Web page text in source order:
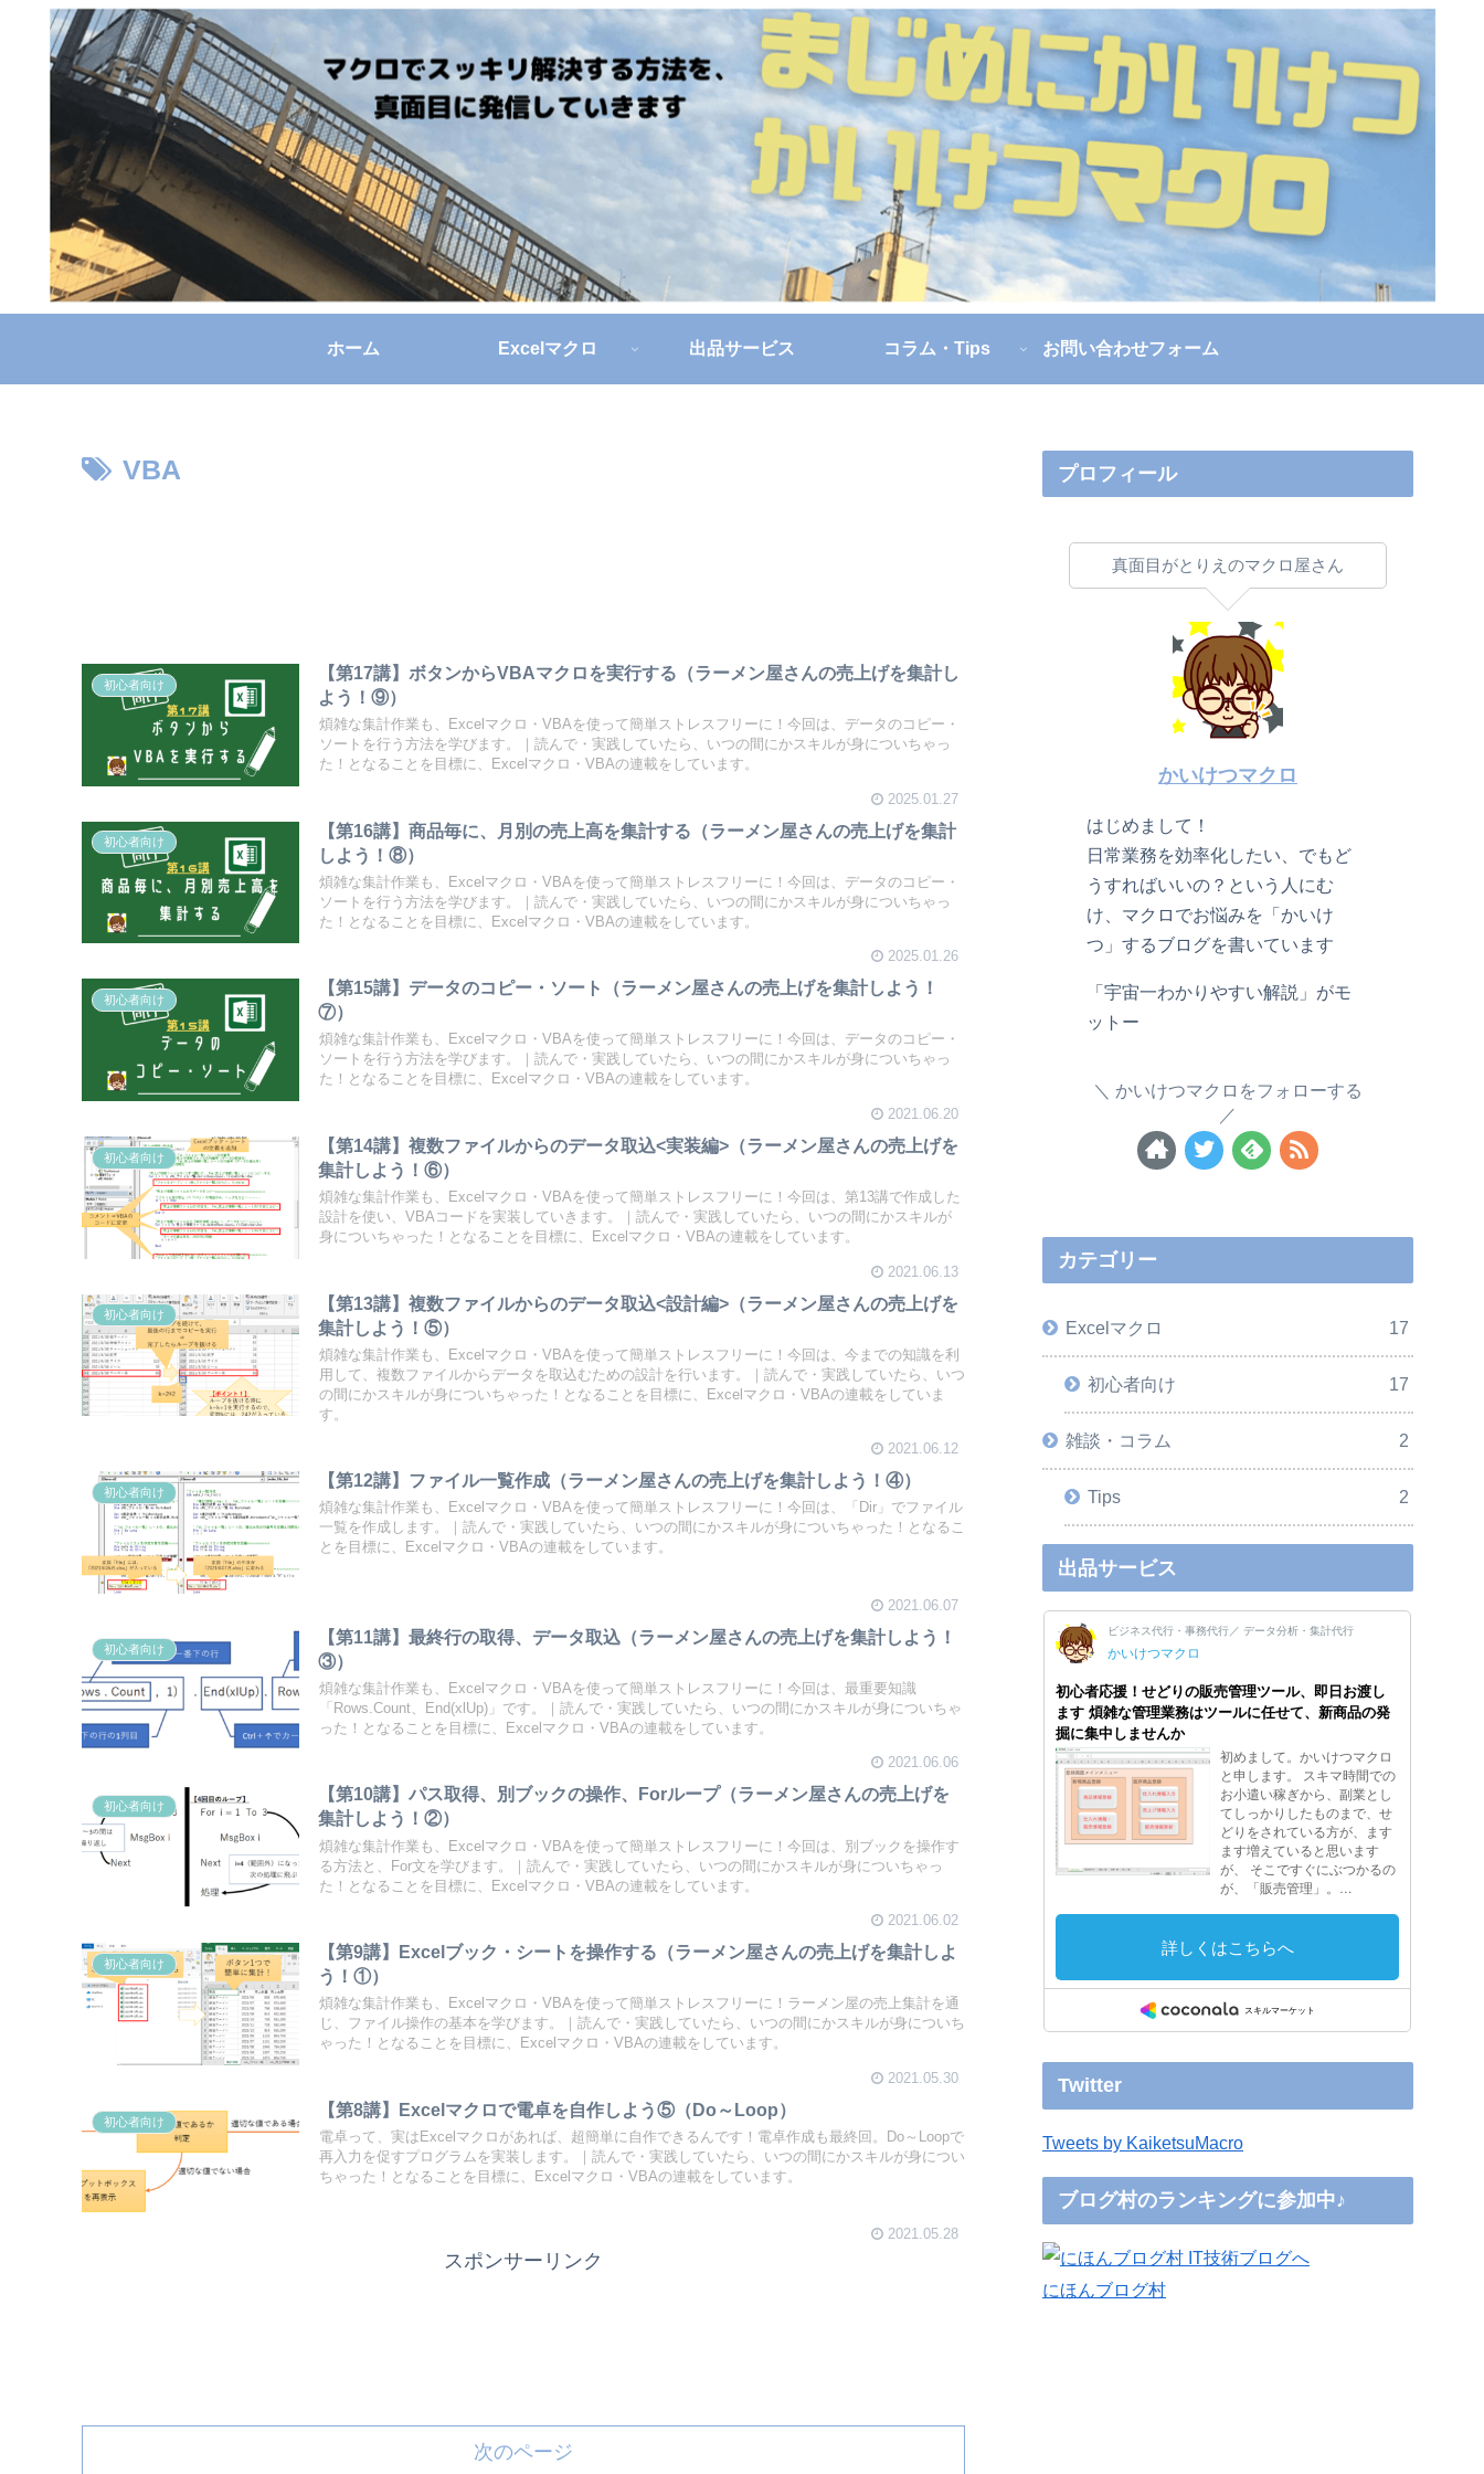
ホーム Excelマクロ 出品サービス コラム・Tips お問い合わせフォーム
VBA
初心者向け
【第17講】ボタンからVBAマクロを実行する（ラーメン屋さんの売上げを集計し
よう！⑨）
煩雑な集計作業も、Excelマクロ・VBAを使って簡単ストレスフリーに！今回は、データのコピー・
ソートを行う方法を学びます。｜読んで・実践していたら、いつの間にかスキルが身についちゃっ
た！となることを目標に、Excelマクロ・VBAの連載をしています。
2025.01.27
初心者向け
【第16講】商品毎に、月別の売上高を集計する（ラーメン屋さんの売上げを集計
しよう！⑧）
煩雑な集計作業も、Excelマクロ・VBAを使って簡単ストレスフリーに！今回は、データのコピー・
ソートを行う方法を学びます。｜読んで・実践していたら、いつの間にかスキルが身についちゃっ
た！となることを目標に、Excelマクロ・VBAの連載をしています。
2025.01.26
初心者向け
【第15講】データのコピー・ソート（ラーメン屋さんの売上げを集計しよう！
⑦）
煩雑な集計作業も、Excelマクロ・VBAを使って簡単ストレスフリーに！今回は、データのコピー・
ソートを行う方法を学びます。｜読んで・実践していたら、いつの間にかスキルが身についちゃっ
た！となることを目標に、Excelマクロ・VBAの連載をしています。
2021.06.20
初心者向け
【第14講】複数ファイルからのデータ取込<実装編>（ラーメン屋さんの売上げを
集計しよう！⑥）
煩雑な集計作業も、Excelマクロ・VBAを使って簡単ストレスフリーに！今回は、第13講で作成した
設計を使い、VBAコードを実装していきます。｜読んで・実践していたら、いつの間にかスキルが
身についちゃった！となることを目標に、Excelマクロ・VBAの連載をしています。
2021.06.13
初心者向け
【第13講】複数ファイルからのデータ取込<設計編>（ラーメン屋さんの売上げを
集計しよう！⑤）
煩雑な集計作業も、Excelマクロ・VBAを使って簡単ストレスフリーに！今回は、今までの知識を利
用して、複数ファイルからデータを取込むための設計を行います。｜読んで・実践していたら、いつ
の間にかスキルが身についちゃった！となることを目標に、Excelマクロ・VBAの連載をしていま
す。
2021.06.12
初心者向け
【第12講】ファイル一覧作成（ラーメン屋さんの売上げを集計しよう！④）
煩雑な集計作業も、Excelマクロ・VBAを使って簡単ストレスフリーに！今回は、「Dir」でファイル
一覧を作成します。｜読んで・実践していたら、いつの間にかスキルが身についちゃった！となるこ
とを目標に、Excelマクロ・VBAの連載をしています。
2021.06.07
初心者向け
【第11講】最終行の取得、データ取込（ラーメン屋さんの売上げを集計しよう！
③）
煩雑な集計作業も、Excelマクロ・VBAを使って簡単ストレスフリーに！今回は、最重要知識
「Rows.Count、End(xlUp)」です。｜読んで・実践していたら、いつの間にかスキルが身についちゃ
った！となることを目標に、Excelマクロ・VBAの連載をしています。
2021.06.06
初心者向け
【第10講】パス取得、別ブックの操作、Forループ（ラーメン屋さんの売上げを
集計しよう！②）
煩雑な集計作業も、Excelマクロ・VBAを使って簡単ストレスフリーに！今回は、別ブックを操作す
る方法と、For文を学びます。｜読んで・実践していたら、いつの間にかスキルが身についちゃっ
た！となることを目標に、Excelマクロ・VBAの連載をしています。
2021.06.02
初心者向け
【第9講】Excelブック・シートを操作する（ラーメン屋さんの売上げを集計しよ
う！①）
煩雑な集計作業も、Excelマクロ・VBAを使って簡単ストレスフリーに！ラーメン屋の売上集計を通
じ、ファイル操作の基本を学びます。｜読んで・実践していたら、いつの間にかスキルが身についち
ゃった！となることを目標に、Excelマクロ・VBAの連載をしています。
2021.05.30
初心者向け
【第8講】Excelマクロで電卓を自作しよう⑤（Do～Loop）
電卓って、実はExcelマクロがあれば、超簡単に自作できるんです！電卓作成も最終回。Do～Loopで
再入力を促すプログラムを実装します。｜読んで・実践していたら、いつの間にかスキルが身につい
ちゃった！となることを目標に、Excelマクロ・VBAの連載をしています。
2021.05.28
スポンサーリンク
次のページ
プロフィール
真面目がとりえのマクロ屋さん
かいけつマクロ
はじめまして！
日常業務を効率化したい、でもど
うすればいいの？という人にむ
け、マクロでお悩みを「かいけ
つ」するブログを書いています
「宇宙一わかりやすい解説」がモ
ットー
かいけつマクロをフォローする
カテゴリー
Excelマクロ 17
初心者向け 17
雑談・コラム 2
Tips 2
出品サービス
Twitter
Tweets by KaiketsuMacro
ブログ村のランキングに参加中♪
にほんブログ村